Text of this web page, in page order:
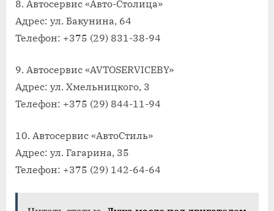
8. Автосервис «Авто-Столица»
Адрес: ул. Бакунина, 64
Телефон: +375 (29) 831-38-94
9. Автосервис «AVTOSERVICEBY»
Адрес: ул. Хмельницкого, 3
Телефон: +375 (29) 844-11-94
10. Автосервис «АвтоСтиль»
Адрес: ул. Гагарина, 35
Телефон: +375 (29) 142-64-64